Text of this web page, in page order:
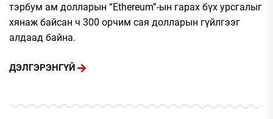
тэрбум ам долларын “Ethereum”-ын гарах бүх урсгалыг
хянаж байсан ч 300 орчим сая долларын гүйлгээг
алдаад байна.
ДЭЛГЭРЭНГҮЙ